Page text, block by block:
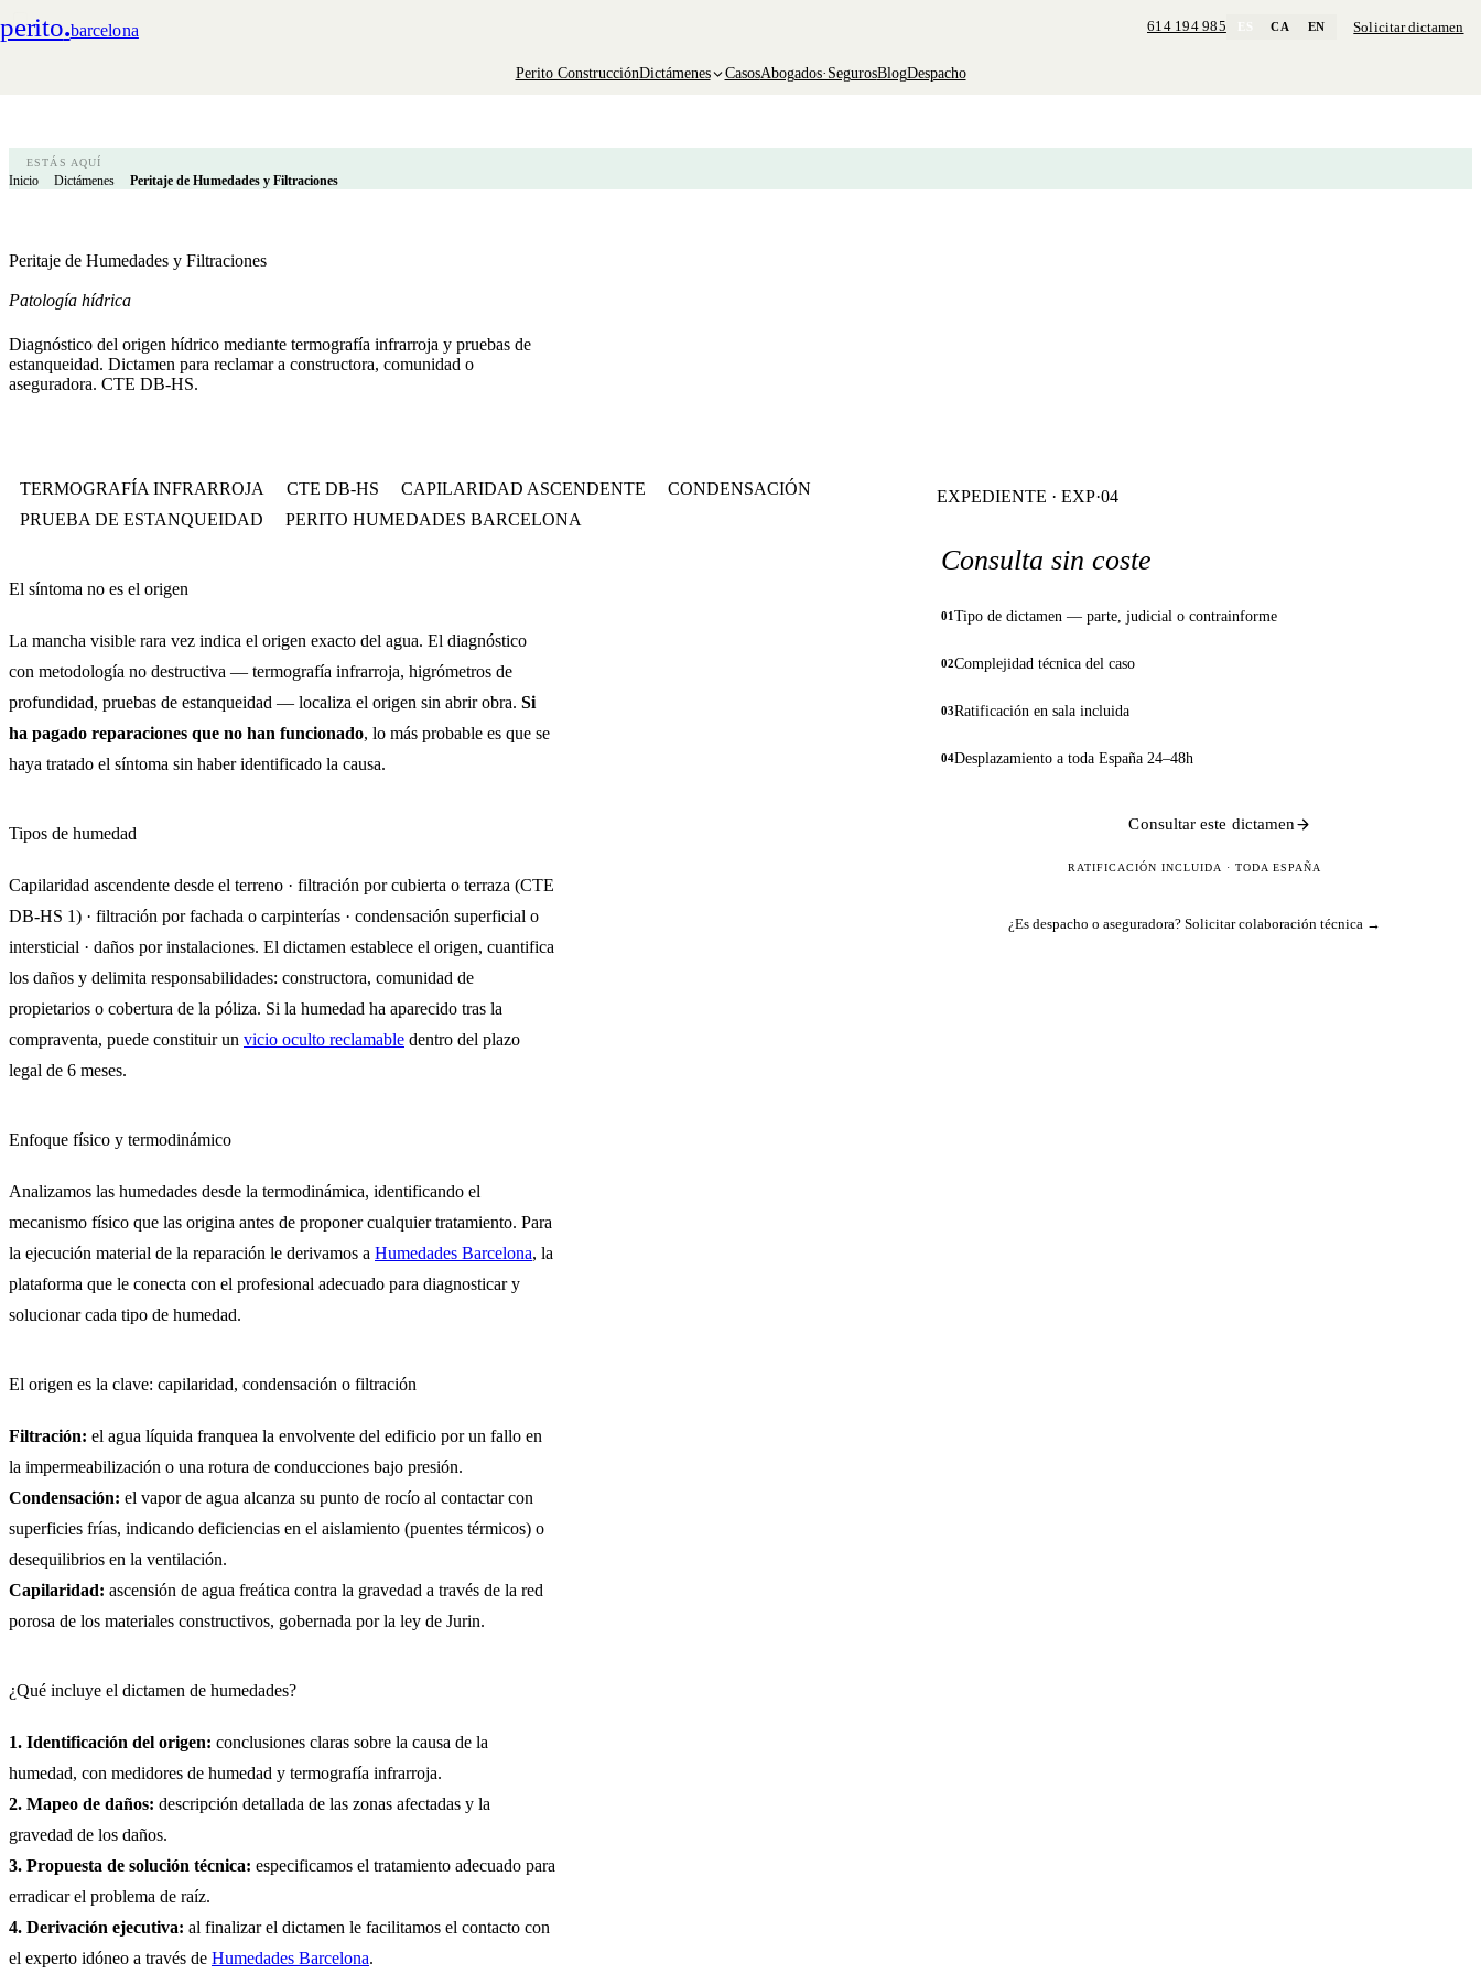
perito.barcelona 614 194 985 ES CA EN Solicitar dictamen
Perito ConstrucciónDictámenes CasosAbogados·SegurosBlogDespacho
ESTÁS AQUÍ
Inicio Dictámenes Peritaje de Humedades y Filtraciones
Peritaje de Humedades y Filtraciones
Patología hídrica
Diagnóstico del origen hídrico mediante termografía infrarroja y pruebas de
estanqueidad. Dictamen para reclamar a constructora, comunidad o
aseguradora. CTE DB-HS.
TERMOGRAFÍA INFRARROJA CTE DB-HS CAPILARIDAD ASCENDENTE
CONDENSACIÓN
PRUEBA DE ESTANQUEIDAD
PERITO HUMEDADES BARCELONA
El síntoma no es el origen
La mancha visible rara vez indica el origen exacto del agua. El diagnóstico
con metodología no destructiva — termografía infrarroja, higrómetros de
profundidad, pruebas de estanqueidad — localiza el origen sin abrir obra. Si
ha pagado reparaciones que no han funcionado, lo más probable es que se
haya tratado el síntoma sin haber identificado la causa.
Tipos de humedad
Capilaridad ascendente desde el terreno · filtración por cubierta o terraza (CTE
DB-HS 1) · filtración por fachada o carpinterías · condensación superficial o
intersticial · daños por instalaciones. El dictamen establece el origen, cuantifica
los daños y delimita responsabilidades: constructora, comunidad de
propietarios o cobertura de la póliza. Si la humedad ha aparecido tras la
compraventa, puede constituir un vicio oculto reclamable dentro del plazo
legal de 6 meses.
Enfoque físico y termodinámico
Analizamos las humedades desde la termodinámica, identificando el
mecanismo físico que las origina antes de proponer cualquier tratamiento. Para
la ejecución material de la reparación le derivamos a Humedades Barcelona, la
plataforma que le conecta con el profesional adecuado para diagnosticar y
solucionar cada tipo de humedad.
El origen es la clave: capilaridad, condensación o filtración
Filtración: el agua líquida franquea la envolvente del edificio por un fallo en
la impermeabilización o una rotura de conducciones bajo presión.
Condensación: el vapor de agua alcanza su punto de rocío al contactar con
superficies frías, indicando deficiencias en el aislamiento (puentes térmicos) o
desequilibrios en la ventilación.
Capilaridad: ascensión de agua freática contra la gravedad a través de la red
porosa de los materiales constructivos, gobernada por la ley de Jurin.
¿Qué incluye el dictamen de humedades?
1. Identificación del origen: conclusiones claras sobre la causa de la
humedad, con medidores de humedad y termografía infrarroja.
2. Mapeo de daños: descripción detallada de las zonas afectadas y la
gravedad de los daños.
3. Propuesta de solución técnica: especificamos el tratamiento adecuado para
erradicar el problema de raíz.
4. Derivación ejecutiva: al finalizar el dictamen le facilitamos el contacto con
el experto idóneo a través de Humedades Barcelona.
EXPEDIENTE · EXP·04
Consulta sin coste
01Tipo de dictamen — parte, judicial o contrainforme
02Complejidad técnica del caso
03Ratificación en sala incluida
04Desplazamiento a toda España 24–48h
Consultar este dictamen
RATIFICACIÓN INCLUIDA · TODA ESPAÑA
¿Es despacho o aseguradora? Solicitar colaboración técnica →